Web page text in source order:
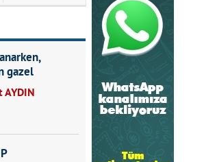
gazel
kalpleri de
AYDIN